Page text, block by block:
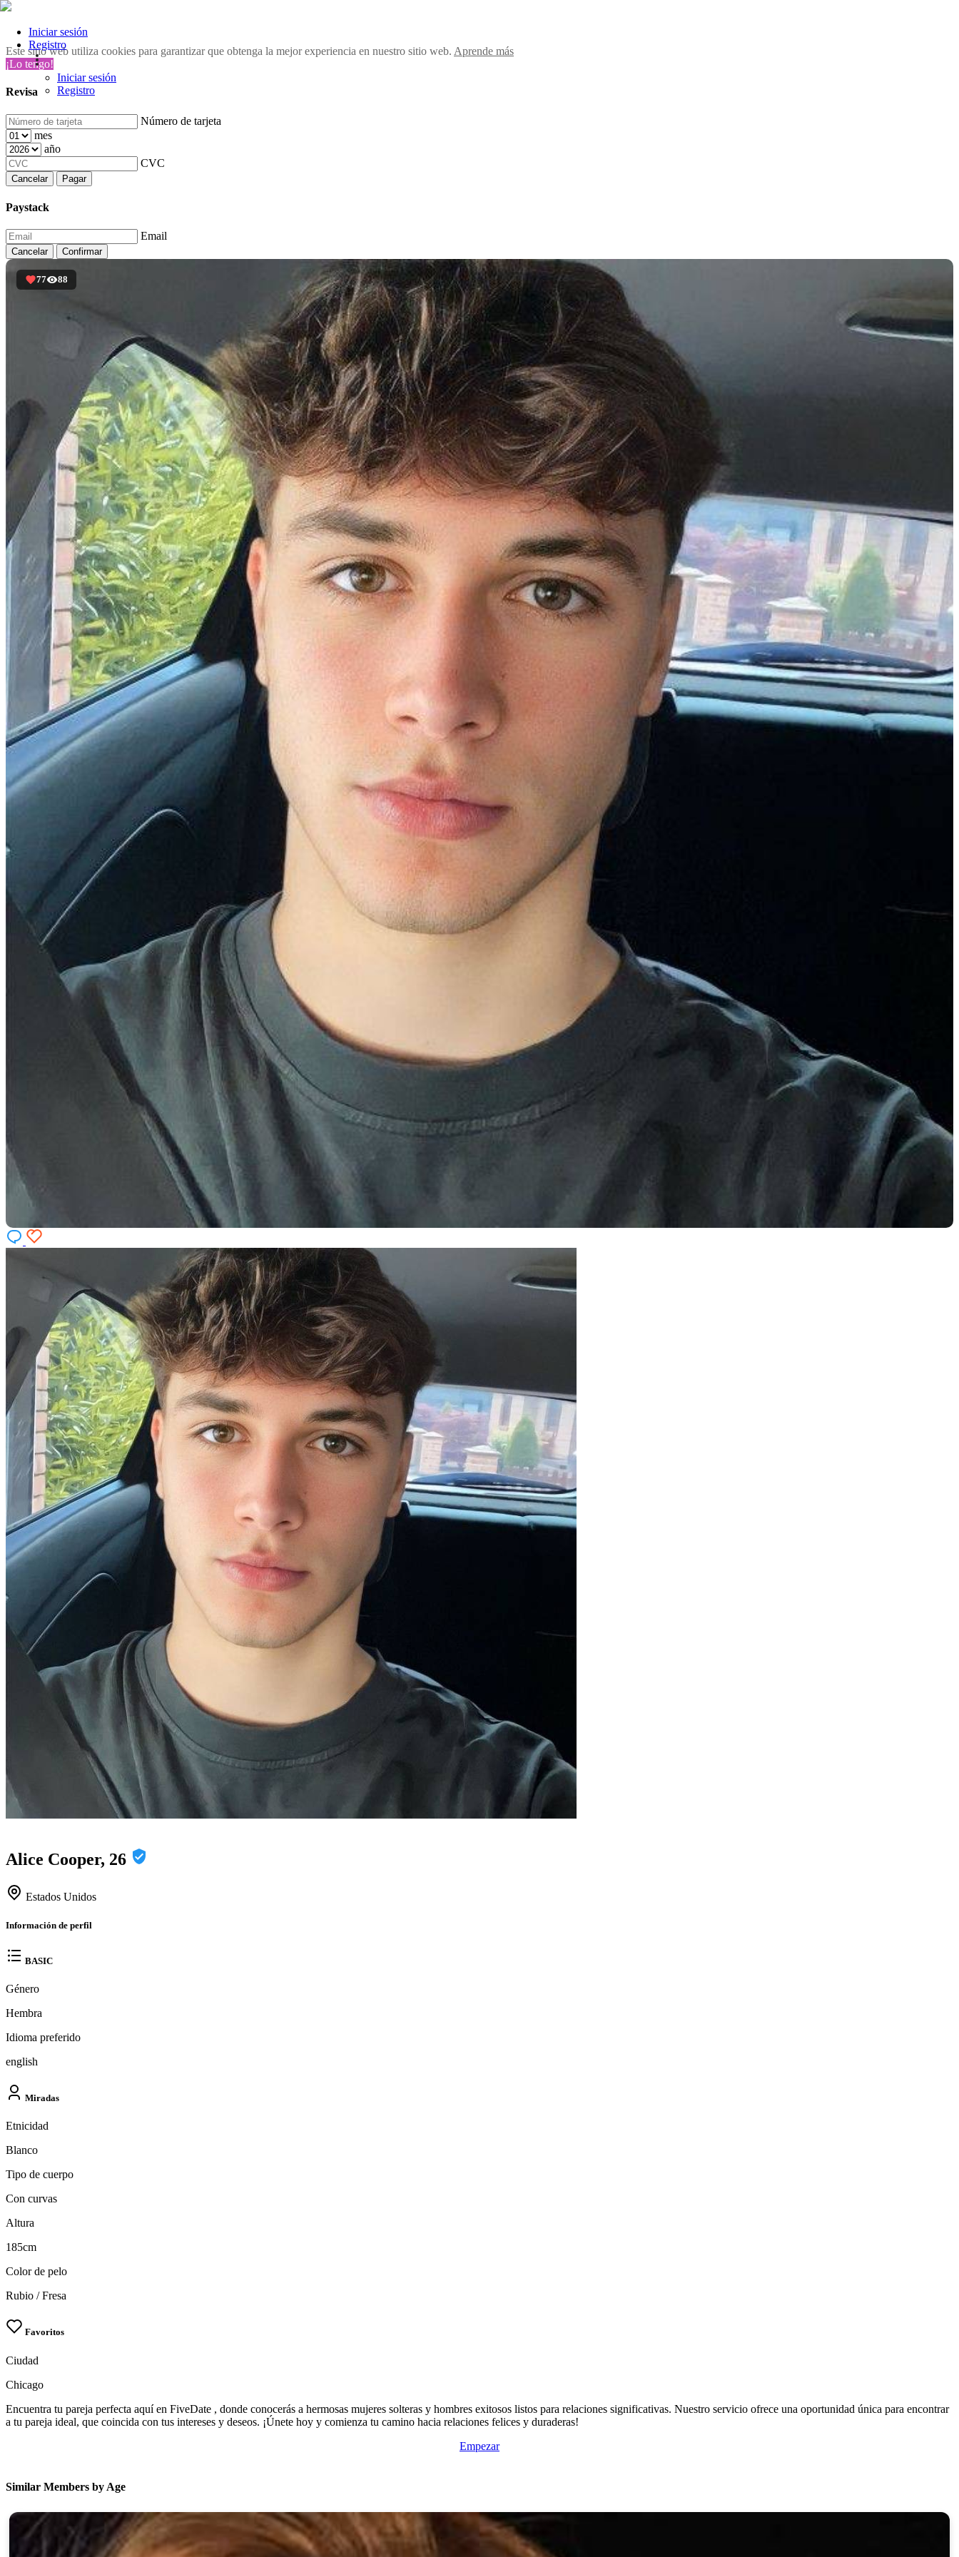
Este sitio web utiliza cookies para garantizar que obtenga la mejor experiencia en nuestro sitio web. Aprende más
¡Lo tengo!
Revisa
Número de tarjeta
mes
año
CVC
Cancelar Pagar
Paystack
Email
Cancelar Confirmar
Iniciar sesión
Registro
Iniciar sesión
Registro
77 88
Alice Cooper, 26
Estados Unidos
Información de perfil
BASIC
Género
Hembra
Idioma preferido
english
Miradas
Etnicidad
Blanco
Tipo de cuerpo
Con curvas
Altura
185cm
Color de pelo
Rubio / Fresa
Favoritos
Ciudad
Chicago
Encuentra tu pareja perfecta aquí en FiveDate , donde conocerás a hermosas mujeres solteras y hombres exitosos listos para relaciones significativas. Nuestro servicio ofrece una oportunidad única para encontrar
a tu pareja ideal, que coincida con tus intereses y deseos. ¡Únete hoy y comienza tu camino hacia relaciones felices y duraderas!
Empezar
Similar Members by Age